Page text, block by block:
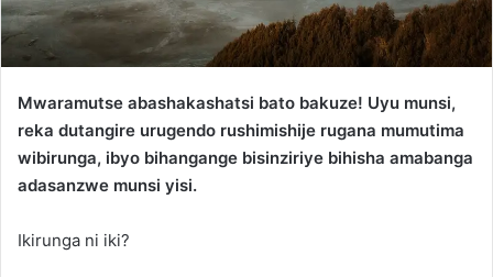
Mwaramutse abashakashatsi bato bakuze! Uyu munsi,
reka dutangire urugendo rushimishije rugana mumutima
wibirunga, ibyo bihangange bisinziriye bihisha amabanga
adasanzwe munsi yisi.
Ikirunga ni iki?